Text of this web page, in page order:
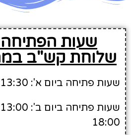
שעות הפתיחה
שלוחת קש"ב
שעות פתיחה ביום א': 8:30-13:30
18:00